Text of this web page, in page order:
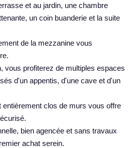
et au jardin, une chambre
un coin buanderie et la suite
de la mezzanine vous
vous profiterez de multiples espaces
d'un appentis, d'une cave et d'un
entièrement clos de murs vous offre
bien agencée et sans travaux
achat serein.